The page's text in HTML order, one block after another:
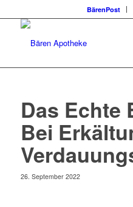
BärenPost
Das Echte
Bei
26. September 2022